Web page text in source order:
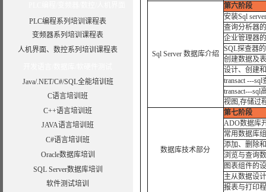
PLC编程系列培训课程表
变频器系列培训课程表
人机界面、数控系列培训课程表
Java/.NET/C#/SQL全能培训班
C语言培训班
C++语言培训班
JAVA语言培训班
C#语言培训班
Oracle数据库培训
SQL Server数据库培训
软件测试培训
Sql Server 数据库介绍
第六阶段
安装Sql
查询分析器
企业管理器
SQL探查器
创建数据及表
设计、创建
transact ---sql
transact---sql
视图,存储过
数据库技术部分
第七阶段
ADO数据库
常用数据库
添加、删除
浏览与查询
图表组件的
主从数据设计
报表与打印